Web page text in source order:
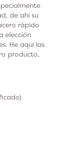
de ahí su
rápido
elección
He aquí las
producto,